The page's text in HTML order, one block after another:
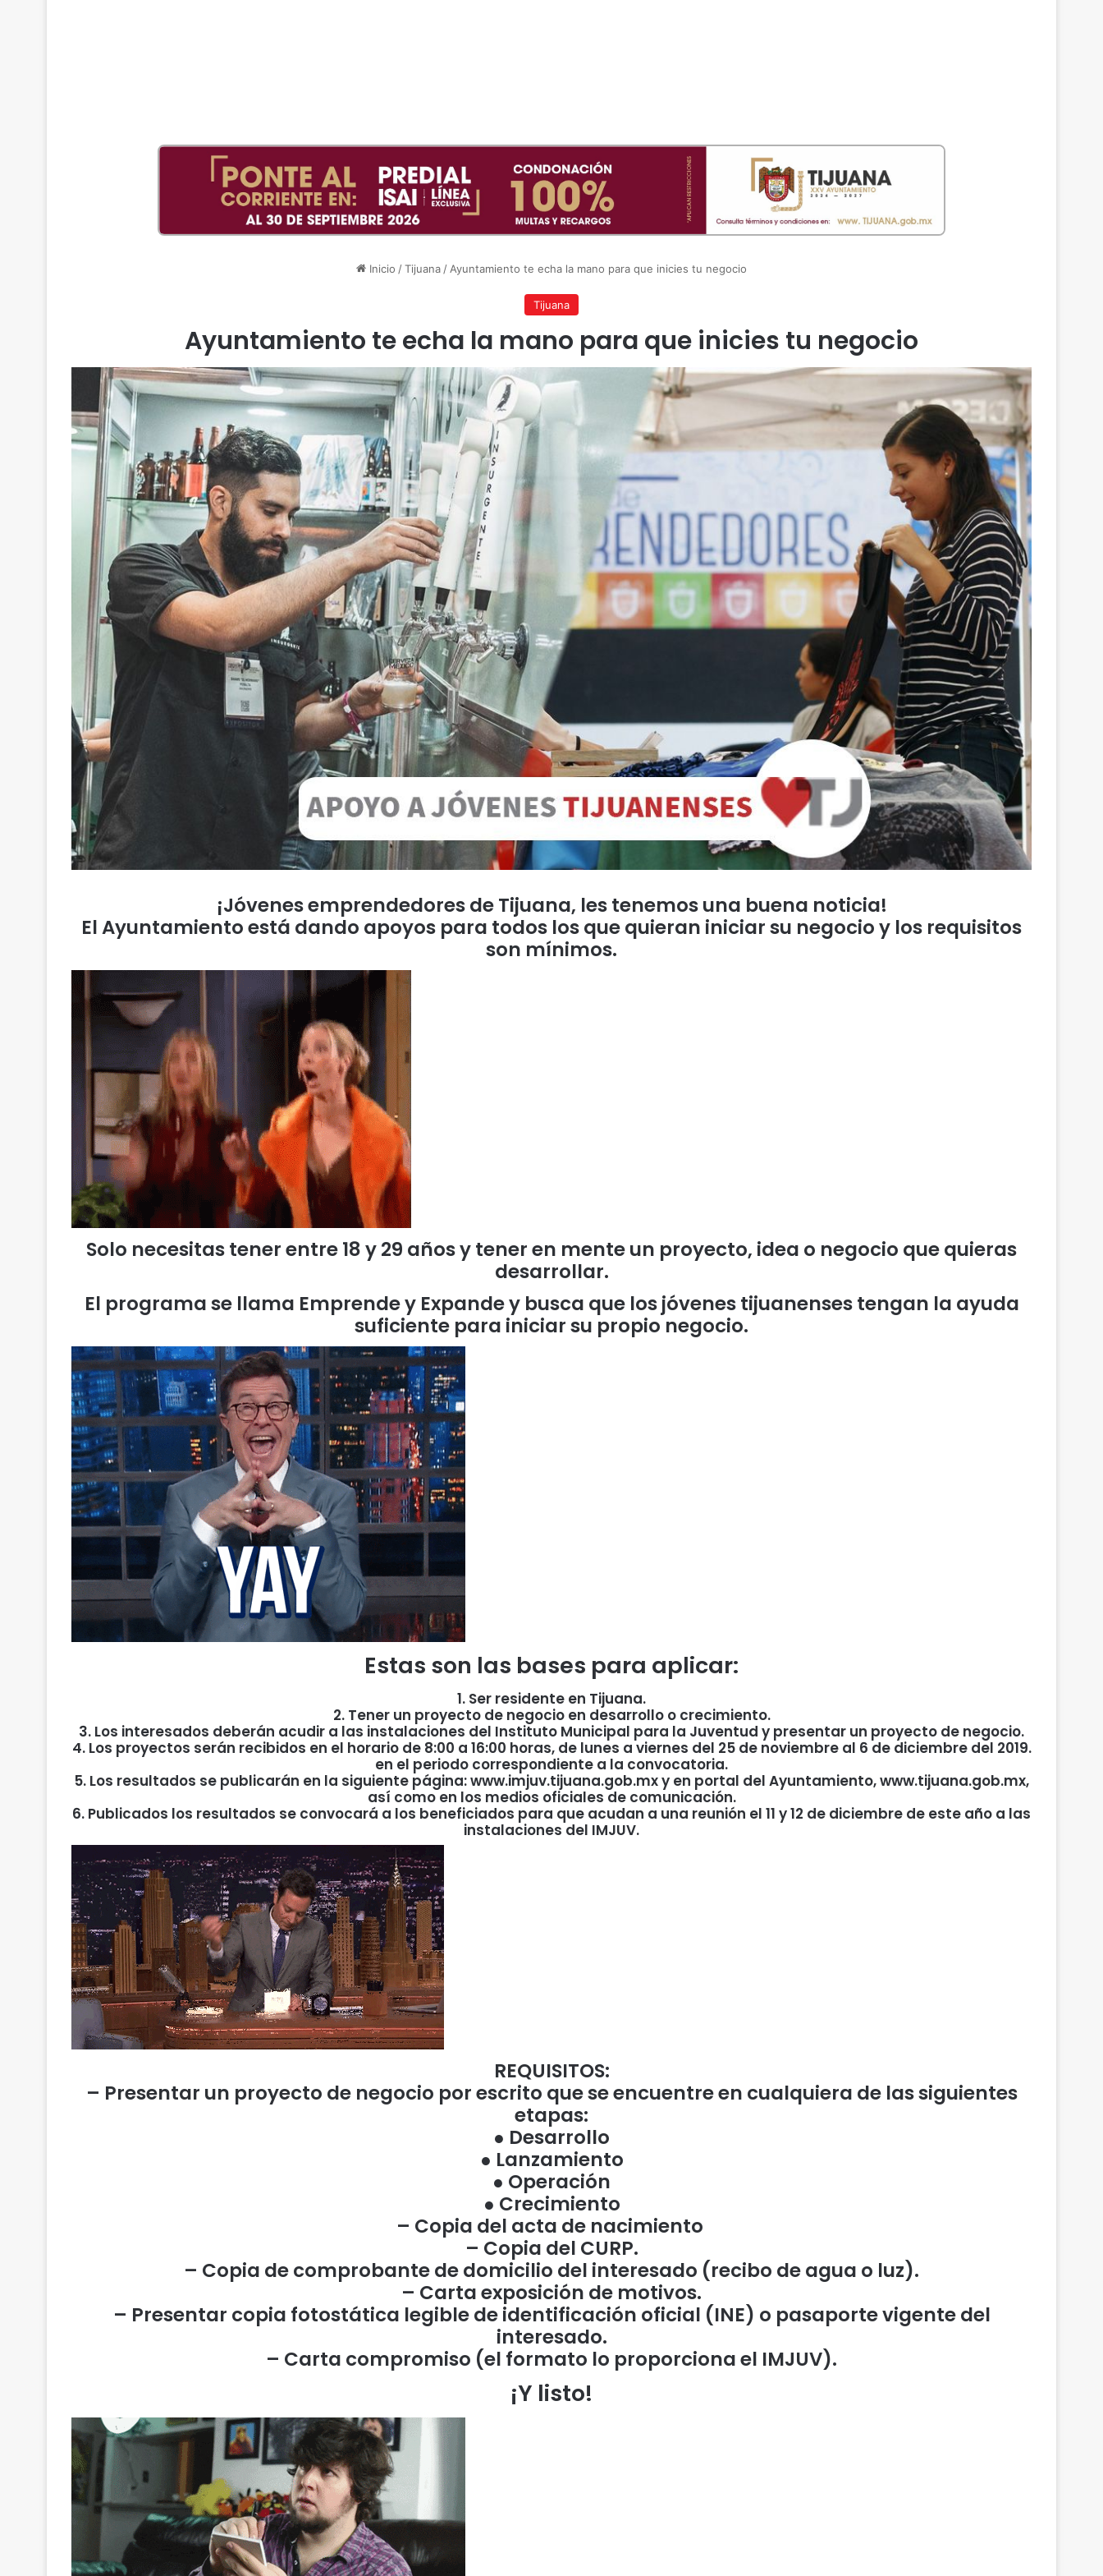
Inicio /Tijuana / Ayuntamiento te echa la mano para que inicies tu negocio
Tijuana
Ayuntamiento te echa la mano para que inicies tu negocio
¡Jóvenes emprendedores de Tijuana, les tenemos una buena noticia!
El Ayuntamiento está dando apoyos para todos los que quieran iniciar su negocio y los requisitos
son mínimos.
Solo necesitas tener entre 18 y 29 años y tener en mente un proyecto, idea o negocio que quieras
desarrollar.
El programa se llama Emprende y Expande y busca que los jóvenes tijuanenses tengan la ayuda
suficiente para iniciar su propio negocio.
Estas son las bases para aplicar:
1. Ser residente en Tijuana.
2. Tener un proyecto de negocio en desarrollo o crecimiento.
3. Los interesados deberán acudir a las instalaciones del Instituto Municipal para la Juventud y presentar un proyecto de negocio.
4. Los proyectos serán recibidos en el horario de 8:00 a 16:00 horas, de lunes a viernes del 25 de noviembre al 6 de diciembre del 2019.
en el periodo correspondiente a la convocatoria.
5. Los resultados se publicarán en la siguiente página: www.imjuv.tijuana.gob.mx y en portal del Ayuntamiento, www.tijuana.gob.mx,
así como en los medios oficiales de comunicación.
6. Publicados los resultados se convocará a los beneficiados para que acudan a una reunión el 11 y 12 de diciembre de este año a las
instalaciones del IMJUV.
REQUISITOS:
– Presentar un proyecto de negocio por escrito que se encuentre en cualquiera de las siguientes
etapas:
● Desarrollo
● Lanzamiento
● Operación
● Crecimiento
– Copia del acta de nacimiento
– Copia del CURP.
– Copia de comprobante de domicilio del interesado (recibo de agua o luz).
– Carta exposición de motivos.
– Presentar copia fotostática legible de identificación oficial (INE) o pasaporte vigente del
interesado.
– Carta compromiso (el formato lo proporciona el IMJUV).
¡Y listo!